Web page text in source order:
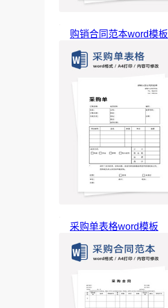
购销合同范本word模板
采购单表格word模板